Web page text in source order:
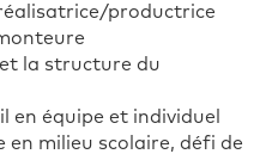
productrice
la structure du
en équipe et individuel
en milieu scolaire, défi de